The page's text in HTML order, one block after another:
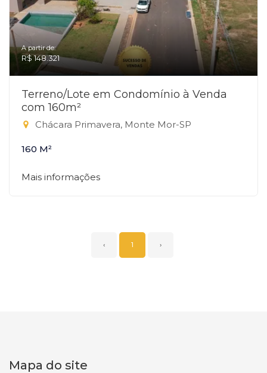
A partir de:
R$ 148.321
Terreno/Lote em Condomínio à Venda
com 160m²
Chácara Primavera, Monte Mor-SP
160 M²
Mais informações
‹ 1 ›
Mapa do site